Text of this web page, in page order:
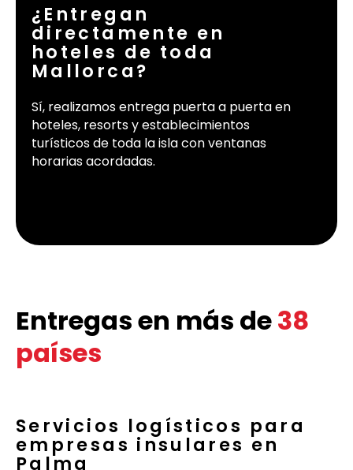
¿Entregan
directamente en
hoteles de toda
Mallorca?
Sí, realizamos entrega puerta a puerta en
hoteles, resorts y establecimientos
turísticos de toda la isla con ventanas
horarias acordadas.
Entregas en más de38
países
Servicios logísticos para
empresas insulares en
Palma